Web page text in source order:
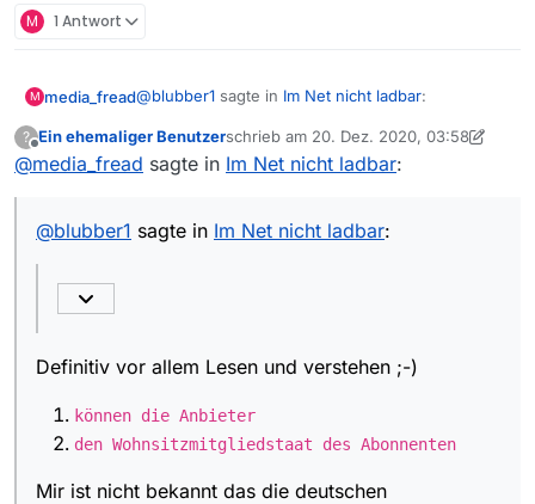
M 1 Antwort
M media_fread@blubber1 sagte in Im Net nicht ladbar:
Lesen bildet
Definitiv vor allem Lesen und verstehen ;-)
?
Offline
Ein ehemaliger Benutzerschrieb am 20. Dez. 2020, 03:58
zuletzt editiert von Ein ehemaliger
@media_fread sagte in Im Net nicht ladbar:
@blubber1 sagte in Im Net nicht ladbar:
Definitiv vor allem Lesen und verstehen ;-)
können die Anbieter
den Wohnsitzmitgliedstaat des Abonnenten
Mir ist nicht bekannt das die deutschen